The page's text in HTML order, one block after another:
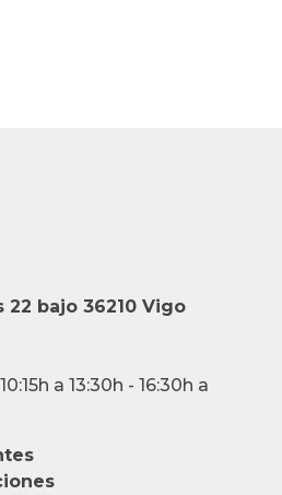
22 bajo 36210 Vigo
a 13:30h - 16:30h a